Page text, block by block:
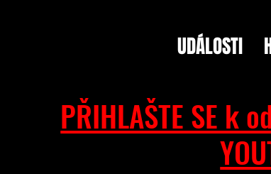
PŘIHLAŠTE SE k
UDÁLOSTI